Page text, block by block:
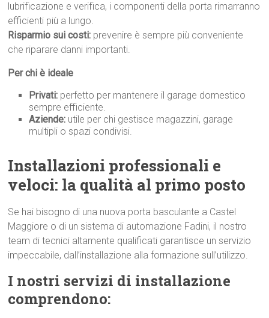
lubrificazione e verifica, i componenti della porta rimarranno
efficienti più a lungo.
Risparmio sui costi: prevenire è sempre più conveniente
che riparare danni importanti.
Per chi è ideale
Privati: perfetto per mantenere il garage domestico
sempre efficiente.
Aziende: utile per chi gestisce magazzini, garage
multipli o spazi condivisi.
Installazioni professionali e
veloci: la qualità al primo posto
Se hai bisogno di una nuova porta basculante a Castel
Maggiore o di un sistema di automazione Fadini, il nostro
team di tecnici altamente qualificati garantisce un servizio
impeccabile, dall’installazione alla formazione sull’utilizzo.
I nostri servizi di installazione
comprendono: